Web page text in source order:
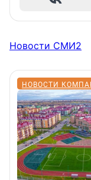
Новости СМИ2
НОВОСТИ